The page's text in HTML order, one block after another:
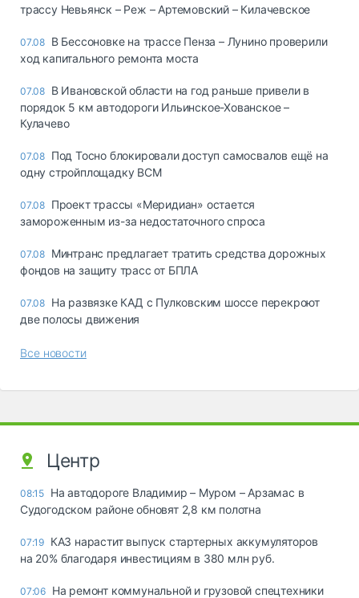
трассу Невьянск – Реж – Артемовский – Килачевское
07.08 В Бессоновке на трассе Пенза – Лунино проверили
ход капитального ремонта моста
07.08 В Ивановской области на год раньше привели в
порядок 5 км автодороги Ильинское-Хованское –
Кулачево
07.08 Под Тосно блокировали доступ самосвалов ещё на
одну стройплощадку ВСМ
07.08 Проект трассы «Меридиан» остается
замороженным из-за недостаточного спроса
07.08 Минтранс предлагает тратить средства дорожных
фондов на защиту трасс от БПЛА
07.08 На развязке КАД с Пулковским шоссе перекроют
две полосы движения
Все новости
Центр
08:15 На автодороге Владимир – Муром – Арзамас в
Судогодском районе обновят 2,8 км полотна
07:19 КАЗ нарастит выпуск стартерных аккумуляторов
на 20% благодаря инвестициям в 380 млн руб.
07:06 На ремонт коммунальной и грузовой спецтехники